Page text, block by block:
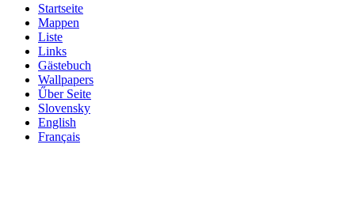
Startseite
Mappen
Liste
Links
Gästebuch
Wallpapers
Űber Seite
Slovensky
English
Français